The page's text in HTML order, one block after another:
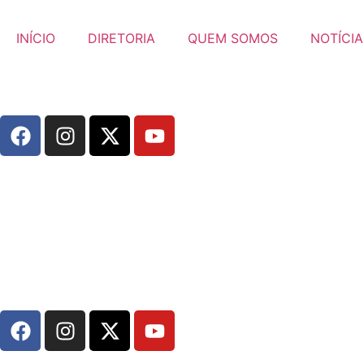
INÍCIO DIRETORIA QUEM SOMOS